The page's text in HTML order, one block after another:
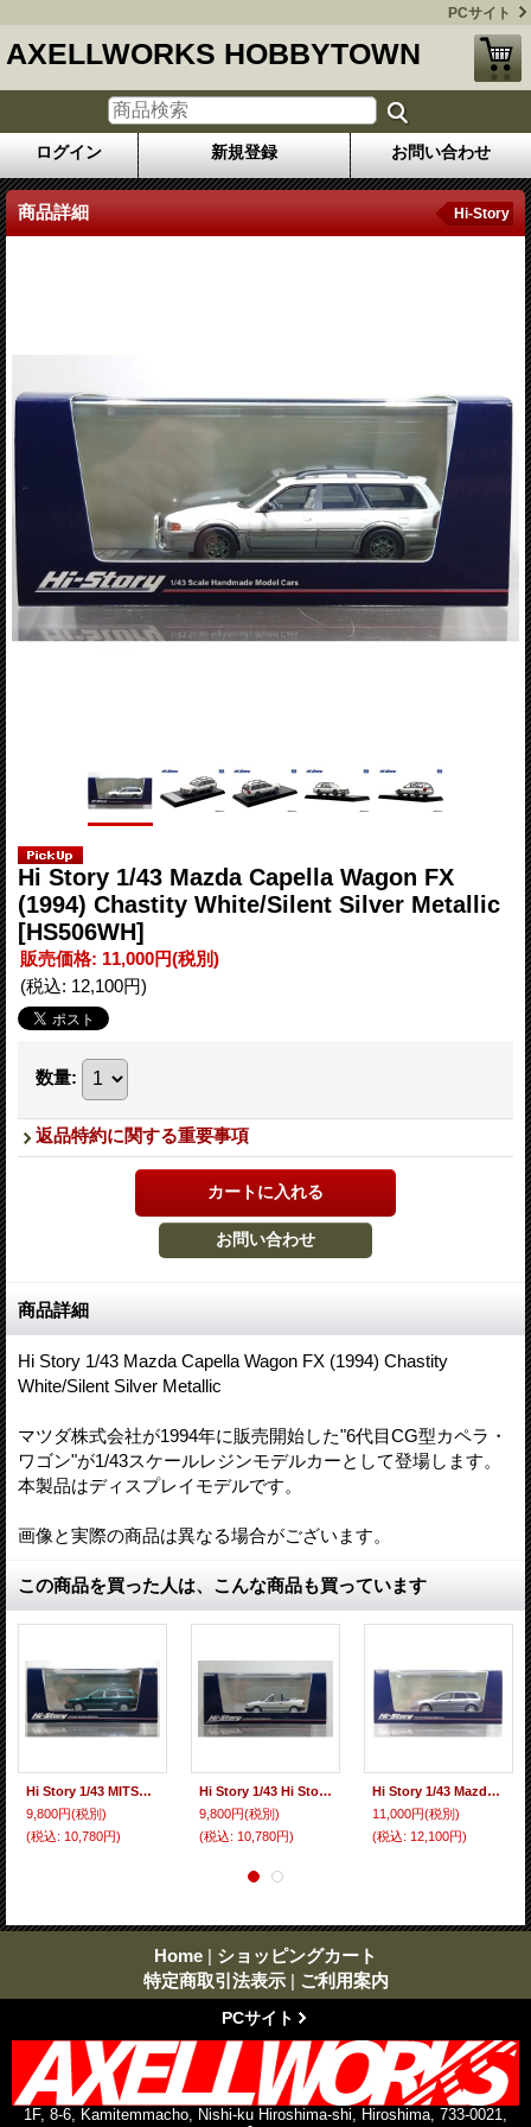
PCサイト
AXELLWORKS HOBBYTOWN
ログイン 新規登録 お問い合わせ
商品詳細 Hi-Story
Hi Story 1/43 Mazda Capella Wagon FX
(1994) Chastity White/Silent Silver Metallic
[HS506WH]
販売価格: 11,000円(税別)
(税込: 12,100円)
数量:
返品特約に関する重要事項
商品詳細
Hi Story 1/43 Mazda Capella Wagon FX (1994) Chastity
White/Silent Silver Metallic
マツダ株式会社が1994年に販売開始した"6代目CG型カペラ・
ワゴン"が1/43スケールレジンモデルカーとして登場します。
本製品はディスプレイモデルです。
画像と実際の商品は異なる場合がございます。
この商品を買った人は、こんな商品も買っています
Hi Story 1/43 MITSUBISHI DIAMANTE WAGON (1993) Green Metallic
9,800円(税別)
(税込: 10,780円)
Hi Story 1/43 Hi Story 1/43 MAZDA FAMILIA CABRIOLET '86 Dover White
9,800円(税別)
(税込: 10,780円)
Hi Story 1/43 Mazda Atenza Sports Wagon 23S 2004 Titanium Gray Metallic II
11,000円(税別)
(税込: 12,100円)
Home | ショッピングカート
特定商取引法表示 | ご利用案内
PCサイト
1F, 8-6, Kamitemmacho, Nishi-ku Hiroshima-shi, Hiroshima, 733-0021,